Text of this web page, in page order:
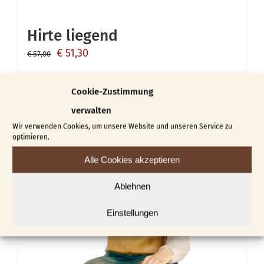
Cookie-Zustimmung
verwalten
Wir verwenden Cookies, um unsere Website und unseren Service zu
optimieren.
Alle Cookies akzeptieren
Ablehnen
Einstellungen
Hirte liegend
€57,00
Ursprünglicher
war:
€ 57,00
€ 51,30
ist:
€ 51,30.
-10%